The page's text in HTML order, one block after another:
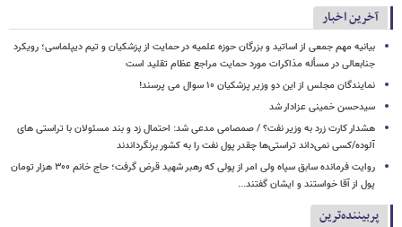
آخرین اخبار
بیانیه مهم جمعی از اساتید و بزرگان حوزه علمیه در حمایت از پزشکیان و تیم دیپلماسی؛ رویکرد
جنابعالی در مسأله مذاکرات مورد حمایت مراجع عظام تقلید است
نمایندگان مجلس از این دو وزیر پزشکیان ۱۰ سوال می پرسند!
سیدحسن خمینی عزادار شد
هشدار کارت زرد به وزیر نفت؟ / صمصامی مدعی شد: احتمال زد و بند مسئولان با تراستی های
آلوده/کسی نمی‌داند تراستی‌ها چقدر پول نفت را به کشور برنگرداندند
روایت فرمانده سابق سپاه ولی امر از پولی که رهبر شهید قرض گرفت؛ حاج خانم ۳۰۰ هزار تومان
پول از آقا خواستند و ایشان گفتند...
پربیننده‌ترین